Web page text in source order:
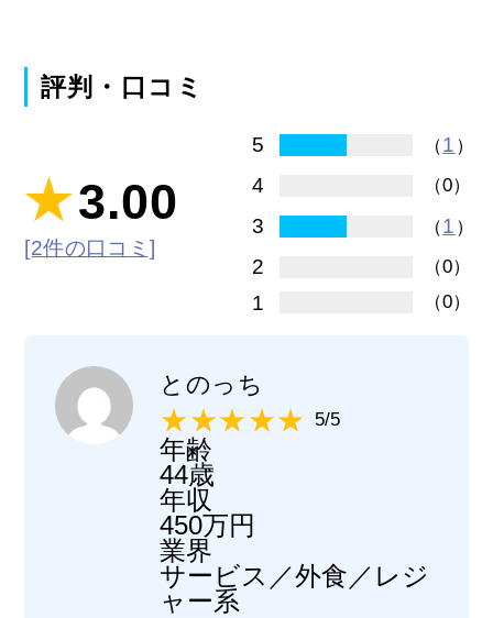
評判・口コミ
3.00
[2件の口コミ]
5 （1 ）
4 （0）
3 （1 ）
2 （0）
1 （0）
とのっち
5/5
年齢
44歳
年収
450万円
業界
サービス／外食／レジ
ャー系